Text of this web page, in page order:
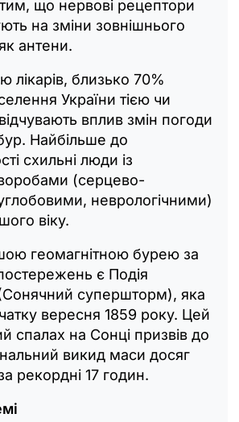
що нервові рецептори
на зміни зовнішнього
антени.
лікарів, близько 70%
України тією чи
вплив змін погоди
Найбільше до
схильні люди із
(серцево-
неврологічними)
віку.
геомагнітною бурею за
є Подія
супершторм), яка
вересня 1859 року. Цей
спалах на Сонці призвів до
викид маси досяг
рекордні 17 годин.